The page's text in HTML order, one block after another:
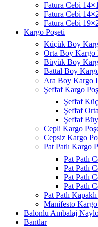
Fatura Cebi
Fatura Cebi
Fatura Cebi
Kargo Poşeti
Küçük Boy
Orta Boy Kargo
Büyük Boy
Battal Boy
Ara Boy Kargo
Şeffaf Kargo
Şeffaf
Şeffaf
Şeffaf
Cepli Kargo
Cepsiz Kargo
Pat Patlı Kargo
Pat Patlı
Pat Patlı
Pat Patlı
Pat Patlı
Pat Patlı
Manifesto Kargo
Balonlu Ambalaj
Bantlar